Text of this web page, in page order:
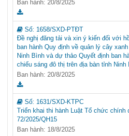
Ban hành: 20/8/2025
Số: 1658/SXD-PTĐT
Đề nghị đăng tải và xin ý kiến đối với
ban hành Quy định về quản lý cây
Ninh Bình và dự thảo Quyết định ban
chiếu sáng đô thị trên địa bàn tỉnh Ninh
Ban hành: 20/8/2025
Số: 1631/SXD-KTPC
Triển khai thi hành Luật Tổ chức chính
72/2025/QH15
Ban hành: 18/8/2025